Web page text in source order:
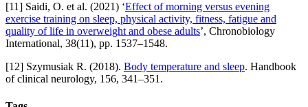
[11] Saidi, O. et al. (2021) ‘Effect of morning versus evening
exercise training on sleep, physical activity, fitness, fatigue and
quality of life in overweight and obese adults’, Chronobiology
International, 38(11), pp. 1537–1548.
[12] Szymusiak R. (2018). Body temperature and sleep. Handbook
of clinical neurology, 156, 341–351.